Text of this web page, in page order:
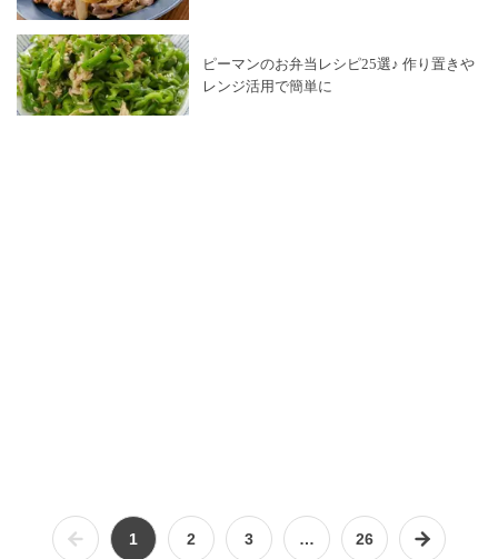
ピーマンのお弁当レシピ25選♪ 作り置きや
レンジ活用で簡単に
1 2 3 … 26